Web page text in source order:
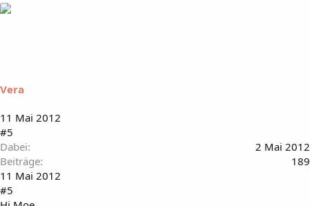
Vera
11 Mai 2012
#5
Dabei
2 Mai 2012
Beiträge
189
11 Mai 2012
#5